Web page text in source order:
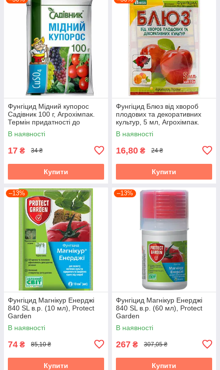
Фунгіцид Мідний купорос
Садівник 100 г, Агрохімпак.
Термін придатності до
25.11.2026
В наявності
17 ₴ 34 ₴
Купити
Фунгіцид Блюз від хвороб
плодових та декоративних
культур, 5 мл, Агрохімпак.
Термін придатності до
04.08.2026
В наявності
16,80 ₴ 24 ₴
Купити
–13%
Фунгіцид Магнікур Енерджі
840 SL в.р. (10 мл), Protect
Garden
В наявності
74 ₴ 85,10 ₴
Купити
–13%
Фунгіцид Магнікур Енерджі
840 SL в.р. (60 мл), Protect
Garden
В наявності
267 ₴ 307,05 ₴
Купити